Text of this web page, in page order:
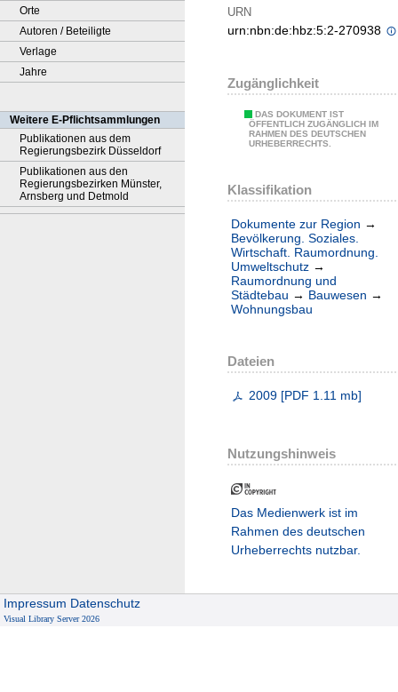
Orte
Autoren / Beteiligte
Verlage
Jahre
Weitere E-Pflichtsammlungen
Publikationen aus dem
Regierungsbezirk Düsseldorf
Publikationen aus den
Regierungsbezirken Münster,
Arnsberg und Detmold
URN
urn:nbn:de:hbz:5:2-270938
Zugänglichkeit
DAS DOKUMENT IST
ÖFFENTLICH ZUGÄNGLICH IM
RAHMEN DES DEUTSCHEN
URHEBERRECHTS.
Klassifikation
Dokumente zur Region →
Bevölkerung. Soziales.
Wirtschaft. Raumordnung.
Umweltschutz →
Raumordnung und
Städtebau → Bauwesen →
Wohnungsbau
Dateien
2009 [PDF 1.11 mb]
Nutzungshinweis
Das Medienwerk ist im
Rahmen des deutschen
Urheberrechts nutzbar.
Impressum Datenschutz
Visual Library Server 2026